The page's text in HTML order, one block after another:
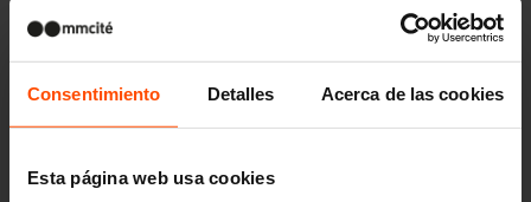
Consentimiento Detalles Acerca de las cookies
Esta página web usa cookies